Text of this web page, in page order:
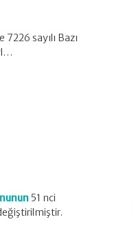
sayılı Bazı
51 nci